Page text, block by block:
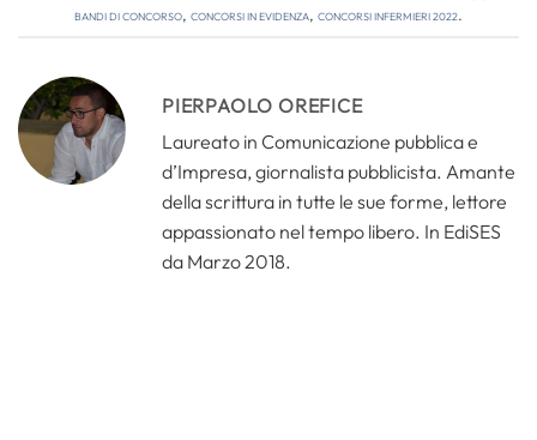
bandi di concorso, concorsi in evidenza, concorsi infermieri 2022.
PIERPAOLO OREFICE
Laureato in Comunicazione pubblica e
d’Impresa, giornalista pubblicista. Amante
della scrittura in tutte le sue forme, lettore
appassionato nel tempo libero. In EdiSES
da Marzo 2018.